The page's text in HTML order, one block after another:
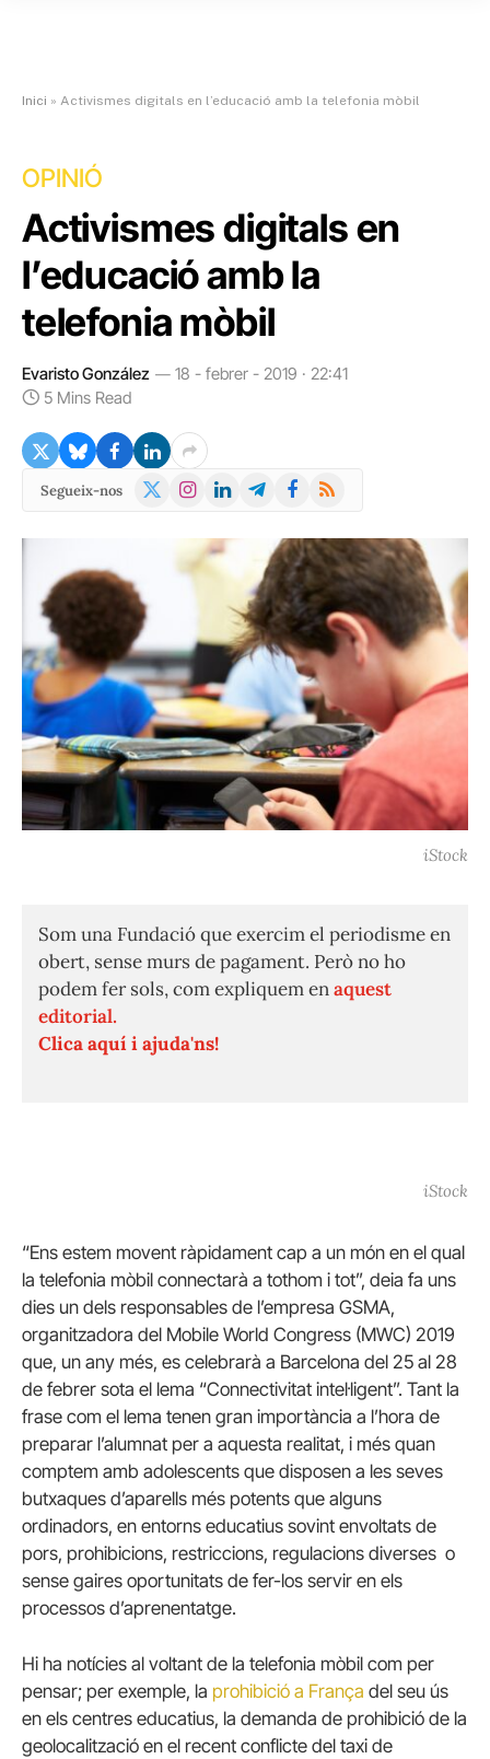
Inici » Activismes digitals en l’educació amb la telefonia mòbil
OPINIÓ
Activismes digitals en
l’educació amb la
telefonia mòbil
Evaristo González
18 - febrer - 2019 · 22:41
5 Mins Read
Segueix-nos
X
Instagram
LinkedInTelegramFacebook
RSS
iStock
Som una Fundació que exercim el periodisme en
obert, sense murs de pagament. Però no ho
podem fer sols, com expliquem enaquest
editorial.
Clica aquí i ajuda'ns!
iStock
“Ens estem movent ràpidament cap a un món en el qual
la telefonia mòbil connectarà a tothom i tot”, deia fa uns
dies un dels responsables de l’empresa GSMA,
organitzadora del Mobile World Congress (MWC) 2019
que, un any més, es celebrarà a Barcelona del 25 al 28
de febrer sota el lema “Connectivitat intel·ligent”. Tant la
frase com el lema tenen gran importància a l’hora de
preparar l’alumnat per a aquesta realitat, i més quan
comptem amb adolescents que disposen a les seves
butxaques d’aparells més potents que alguns
ordinadors, en entorns educatius sovint envoltats de
pors, prohibicions, restriccions, regulacions diverses o
sense gaires oportunitats de fer-los servir en els
processos d’aprenentatge.
Hi ha notícies al voltant de la telefonia mòbil com per
pensar; per exemple, la prohibició a França del seu ús
en els centres educatius, la demanda de prohibició de la
geolocalització en el recent conflicte del taxi de